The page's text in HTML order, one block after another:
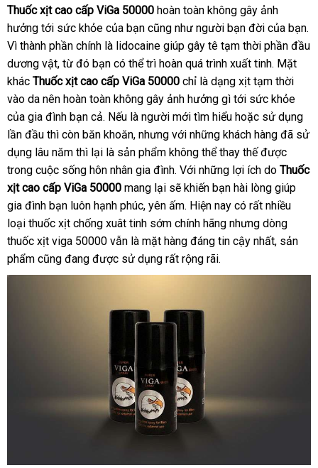
Thuốc xịt cao cấp ViGa 50000 hoàn toàn không gây ảnh
hưởng tới sức khỏe của bạn cũng như người bạn đời của bạn.
Vì thành phần chính là lidocaine giúp gây tê tạm thời phần đầu
dương vật, từ đó bạn có thể trì hoàn quá trình xuất tinh. Mặt
khác Thuốc xịt cao cấp ViGa 50000 chỉ là dạng xịt tạm thời
vào da nên hoàn toàn không gây ảnh hưởng gì tới sức khỏe
của gia đình bạn cả. Nếu là người mới tìm hiểu hoặc sử dụng
lần đầu thì còn băn khoăn, nhưng với những khách hàng đã sử
dụng lâu năm thì lại là sản phẩm không thể thay thế được
trong cuộc sống hôn nhân gia đình. Với những lợi ích do Thuốc
xịt cao cấp ViGa 50000 mang lại sẽ khiến bạn hài lòng giúp
gia đình bạn luôn hạnh phúc, yên ấm. Hiện nay có rất nhiều
loại thuốc xịt chống xuât tinh sớm chính hãng nhưng dòng
thuốc xịt viga 50000 vẫn là mặt hàng đáng tin cậy nhất, sản
phẩm cũng đang được sử dụng rất rộng rãi.